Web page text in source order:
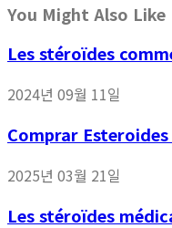
You Might Also Like
Les stéroïdes
2024년 09월 11일
Comprar
2025년 03월 21일
Les stéroïdes